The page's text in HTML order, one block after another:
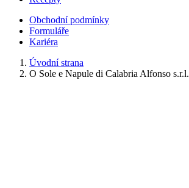
Obchodní podmínky
Formuláře
Kariéra
Úvodní strana
O Sole e Napule di Calabria Alfonso s.r.l.